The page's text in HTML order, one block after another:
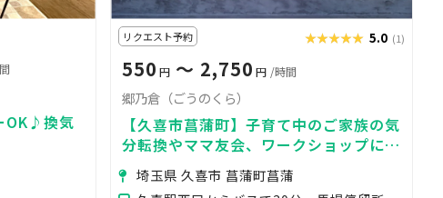
OK♪換気
リクエスト予約 ★★★★★
★★★★★5.0 (1)
550 円 〜 2,750 円 /時間
郷乃倉（ごうのくら）
【久喜市菖蒲町】子育て中のご家族の気
分転換やママ友会、ワークショップに最
適！お子様連れ歓迎のレンタル・コワー
キングスペース
埼玉県 久喜市 菖蒲町菖蒲